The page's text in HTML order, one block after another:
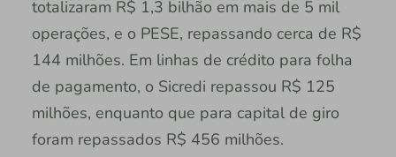
totalizaram R$ 1,3 bilhão em mais de 5 mil
operações, e o PESE, repassando cerca de R$
144 milhões. Em linhas de crédito para folha
de pagamento, o Sicredi repassou R$ 125
milhões, enquanto que para capital de giro
foram repassados R$ 456 milhões.